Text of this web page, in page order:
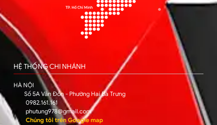
HỆ THỐNG CHI NHÁNH
HÀ NỘI
Số 5A Vân Đồn - Phường Hai Bà Trưng
0982.161.161
phutung978@gmail.com
Chúng tôi trên Google map